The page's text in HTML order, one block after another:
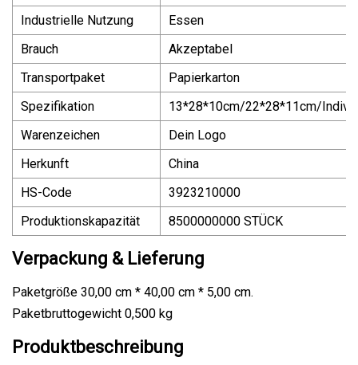
Industrielle Nutzung
Essen
Brauch
Akzeptabel
Transportpaket
Papierkarton
Spezifikation
13*28*10cm/22*28*11cm/
Warenzeichen
Dein Logo
Herkunft
China
HS-Code
3923210000
Produktionskapazität
8500000000 STÜCK
Verpackung & Lieferung
Paketgröße 30,00 cm * 40,00 cm * 5,00 cm.
Paketbruttogewicht 0,500 kg
Produktbeschreibung